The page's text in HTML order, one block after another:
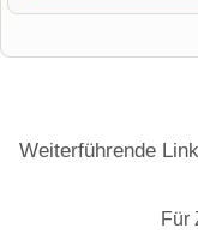
E-Mail-Adresse
Weiterführende
Für